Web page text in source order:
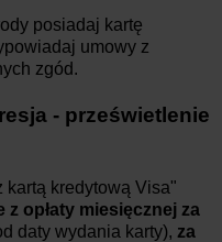
posiadaj kartę
umowy z
zgód.
- prześwietlenie
kartą kredytową Visa"
z opłaty miesięcznej za
daty wydania karty), za